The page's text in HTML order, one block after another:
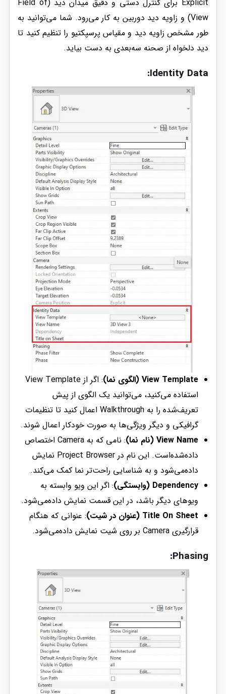
Explicit برای کنترل دستی و دقیق میدان دید (Field of
View) و زاویه دید دوربین به کار می‌رود. شما می‌توانید به
طور مشخص زاویه دید و مقیاس پرسپکتیو را تنظیم کنید تا
دید دلخواه از صحنه سه‌بعدی به دست بیاید.
Identity Data:
View Template (الگوی نما)
: اگر از View Template
استفاده می‌کنید، می‌توانید یک الگوی از پیش
تعریف‌شده را به Walkthrough اعمال کنید تا تنظیمات
گرافیکی و دیگر ویژگی‌ها به صورت خودکار اعمال شوند.
View Name (نام نما)
: نامی که به Camera اختصاص
داده‌شده‌است. این نام در Project Browser نمایش
داده‌می‌شود و به شناسایی راحت‌تر نما کمک می‌کند.
Dependency (وابستگی)
: اگر این ویو وابسته به
ویوهای دیگر باشد، در این قسمت نمایش داده‌می‌شود.
Title On Sheet (عنوان در شیت)
: عنوانی که هنگام
قرارگیری Camera بر روی شیت نمایش داده‌می‌شود.
Phasing: